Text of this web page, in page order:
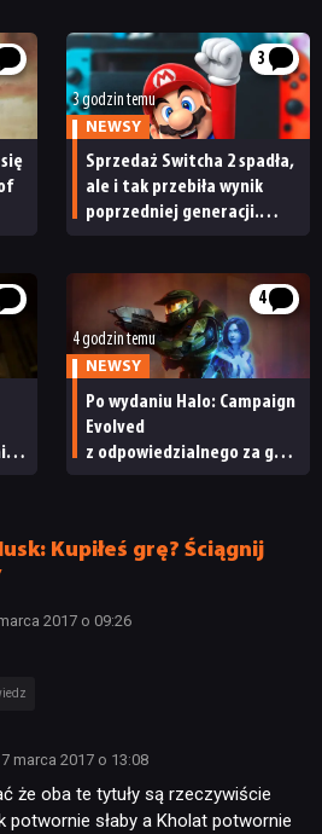
3
3 godzin temu
NEWSY
Sprzedaż Switcha 2 spadła,
ale i tak przebiła wynik
poprzedniej generacji.
4
4 godzin temu
NEWSY
Po wydaniu Halo: Campaign
Evolved
z odpowiedzialnego za grę
Kupiłeś grę? Ściągnij
2017 o 09:26
marca 2017 o 13:08
że oba te tytuły są rzeczywiście
potwornie słaby a Kholat potwornie